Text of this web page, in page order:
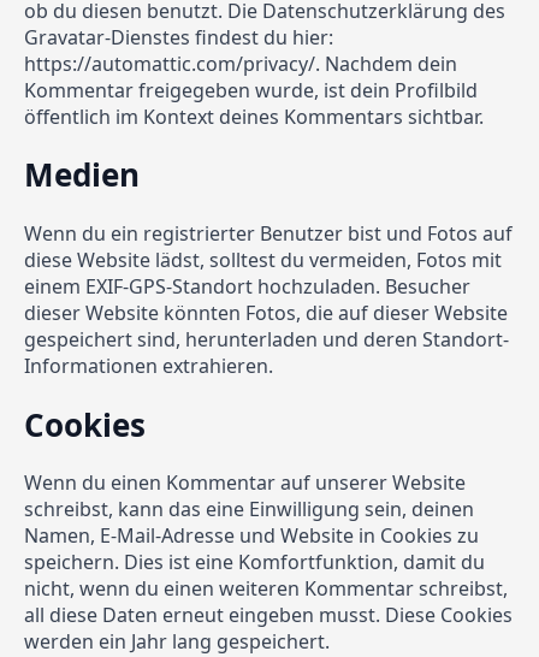
ob du diesen benutzt. Die Datenschutzerklärung des
Gravatar-Dienstes findest du hier:
https://automattic.com/privacy/. Nachdem dein
Kommentar freigegeben wurde, ist dein Profilbild
öffentlich im Kontext deines Kommentars sichtbar.
Medien
Wenn du ein registrierter Benutzer bist und Fotos auf
diese Website lädst, solltest du vermeiden, Fotos mit
einem EXIF-GPS-Standort hochzuladen. Besucher
dieser Website könnten Fotos, die auf dieser Website
gespeichert sind, herunterladen und deren Standort-
Informationen extrahieren.
Cookies
Wenn du einen Kommentar auf unserer Website
schreibst, kann das eine Einwilligung sein, deinen
Namen, E-Mail-Adresse und Website in Cookies zu
speichern. Dies ist eine Komfortfunktion, damit du
nicht, wenn du einen weiteren Kommentar schreibst,
all diese Daten erneut eingeben musst. Diese Cookies
werden ein Jahr lang gespeichert.